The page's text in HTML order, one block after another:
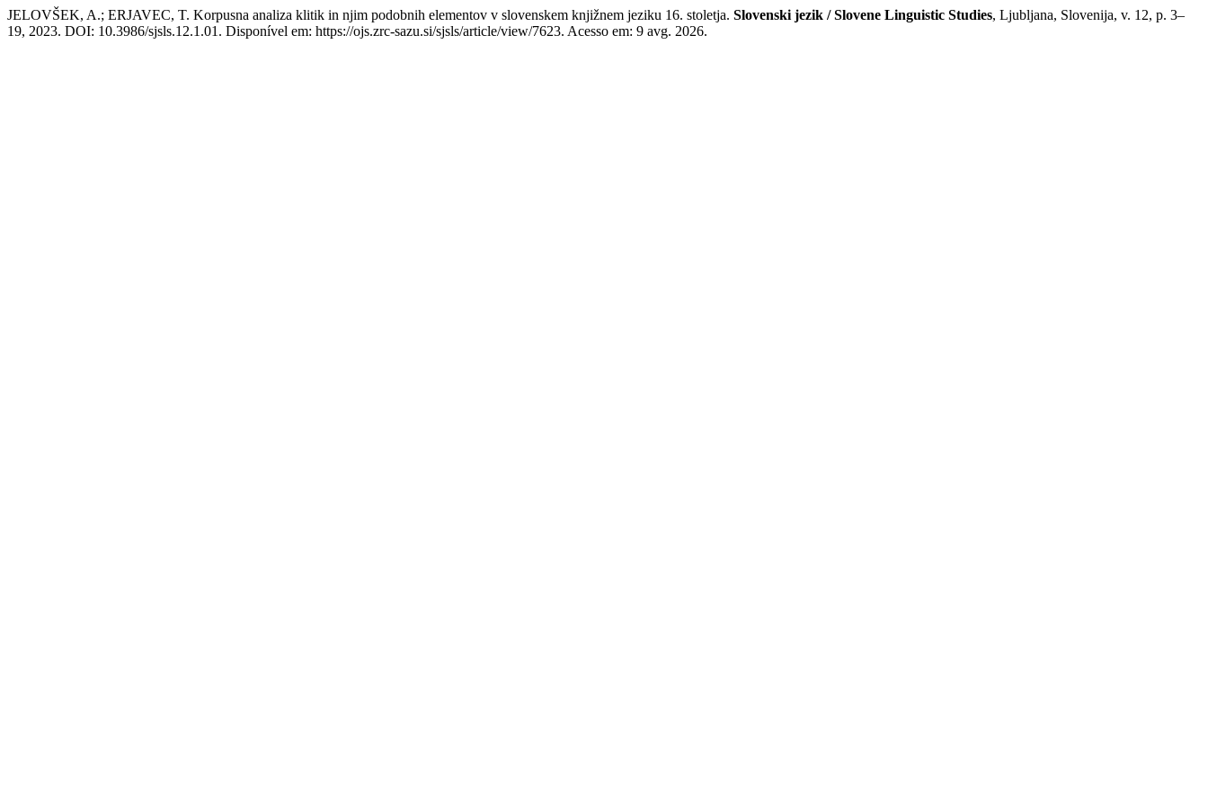
JELOVŠEK, A.; ERJAVEC, T. Korpusna analiza klitik in njim podobnih elementov v slovenskem knjižnem jeziku 16. stoletja. Slovenski jezik / Slovene Linguistic Studies, Ljubljana, Slovenija, v. 12, p. 3–
19, 2023. DOI: 10.3986/sjsls.12.1.01. Disponível em: https://ojs.zrc-sazu.si/sjsls/article/view/7623. Acesso em: 9 avg. 2026.